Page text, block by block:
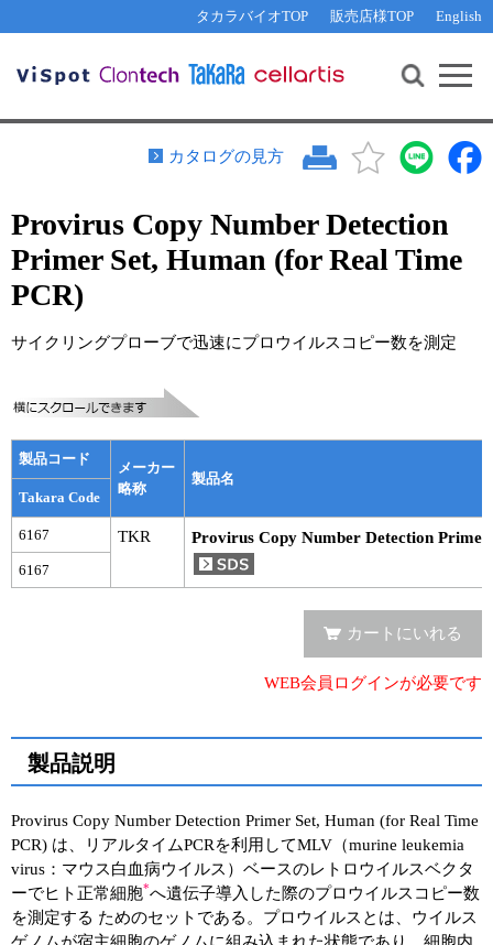
タカラバイオTOP 販売店様TOP English
機能解析・サイレンシング
PCR・等温増幅
リアルタイムPCR（qPCR）
装置・ソフトウェア
テクニカルサポートライン
その他 ライセンスに関するご相談
遺伝子組換え生物該当製品
研究支援ツール
Cut-Site Navigator 制限酵素切断サイトの検索
In-Fusion Cloning プライマー設計
抗体検索サイト
リアルタイムPCR （インターカレーター法）
プライマー検索・注文
リアルタイムPCR （プローブ法）
プライマー・プローブ検索・注文
機器ソフトウェア・ベクター配列ダウンロード
ラーニングセンター
実験ガイド
リアルタイムPCR実験ガイド
遺伝子検査ガイド（食品・水質・家畜他）
クローニング実験ガイド
細胞選択ガイド
エピジェネティクス実験ガイド
RNAi実験ガイド
アプリケーションノート
お問い合わせ WEB会員登録
カタログの見方
Provirus Copy Number Detection
Primer Set, Human (for Real Time
PCR)
サイクリングプローブで迅速にプロウイルスコピー数を測定
製品コード
メーカー
略称
製品名
Takara Code
6167 TKR Provirus Copy Number Detection
6167
カートにいれる
WEB会員ログインが必要です
製品説明
Provirus Copy Number Detection Primer Set, Human (for Real Time
PCR) は、リアルタイムPCRを利用してMLV（murine leukemia
virus：マウス白血病ウイルス）ベースのレトロウイルスベクタ
ーでヒト正常細胞*へ遺伝子導入した際のプロウイルスコピー数
を測定する ためのセットである。プロウイルスとは、ウイルス